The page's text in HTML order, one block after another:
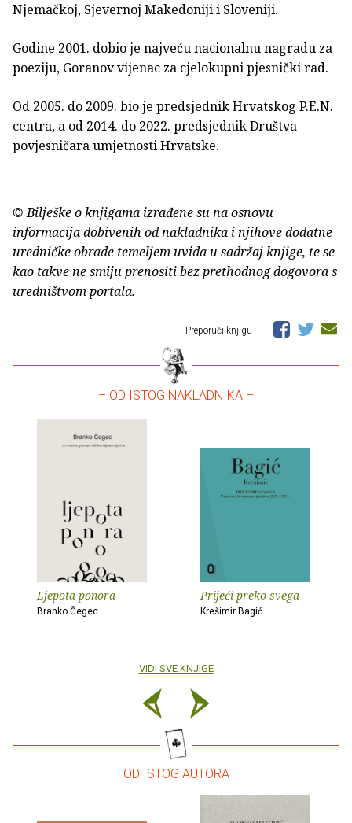
Njemačkoj, Sjevernoj Makedoniji i Sloveniji.
Godine 2001. dobio je najveću nacionalnu nagradu za
poeziju, Goranov vijenac za cjelokupni pjesnički rad.
Od 2005. do 2009. bio je predsjednik Hrvatskog P.E.N.
centra, a od 2014. do 2022. predsjednik Društva
povjesničara umjetnosti Hrvatske.
© Bilješke o knjigama izrađene su na osnovu
informacija dobivenih od nakladnika i njihove dodatne
uredničke obrade temeljem uvida u sadržaj knjige, te se
kao takve ne smiju prenositi bez prethodnog dogovora s
uredništvom portala.
Preporuči knjigu
– OD ISTOG NAKLADNIKA –
Ljepota ponora
Branko Čegec
Prijeći preko svega
Krešimir Bagić
VIDI SVE KNJIGE
– OD ISTOG AUTORA –